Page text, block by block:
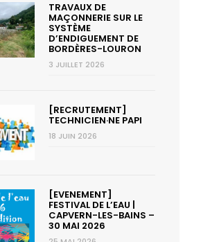
TRAVAUX DE
MAÇONNERIE SUR LE
SYSTÈME
D’ENDIGUEMENT DE
BORDÈRES-LOURON
3 JUILLET 2026
[RECRUTEMENT]
TECHNICIEN·NE PAPI
18 JUIN 2026
[EVENEMENT]
FESTIVAL DE L’EAU |
CAPVERN-LES-BAINS –
30 MAI 2026